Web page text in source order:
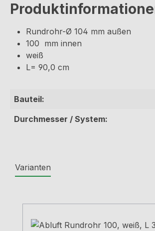
Rundrohr-Ø 104 mm außen
100 mm innen
weiß
L= 90,0 cm
Bauteil:
Durchmesser / System:
Varianten